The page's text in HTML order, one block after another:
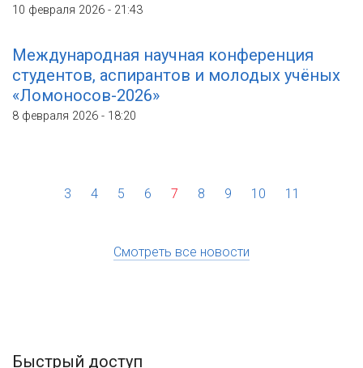
10 февраля 2026 - 21:43
Международная научная конференция
студентов, аспирантов и молодых учёных
«Ломоносов-2026»
8 февраля 2026 - 18:20
3 4 5 6 7 8 9 10 11
Смотреть все новости
Быстрый доступ